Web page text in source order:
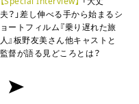
夫？」差し伸べる手から始まるシ
ョートフィルム『乗り遅れた旅
人』板野友美さん他キャストと
監督が語る見どころとは？